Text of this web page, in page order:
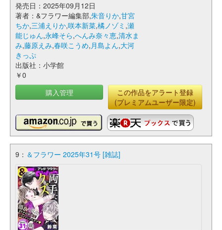
発売日：2025年09月12日
著者：&フラワー編集部,朱音りか,甘宮
ちか,三浦えりか,咲本新菜,橘ノゾミ ,瀬
能じゅん,永峰そら,へんみ奈々恵,清水ま
み,藤原えみ,春咲こうめ,月島よん,大河
きっぷ
出版社：小学館
￥0
購入管理
この作品をアラート登録
(プレミアムユーザー限定)
9： ＆フラワー 2025年31号 [雑誌]